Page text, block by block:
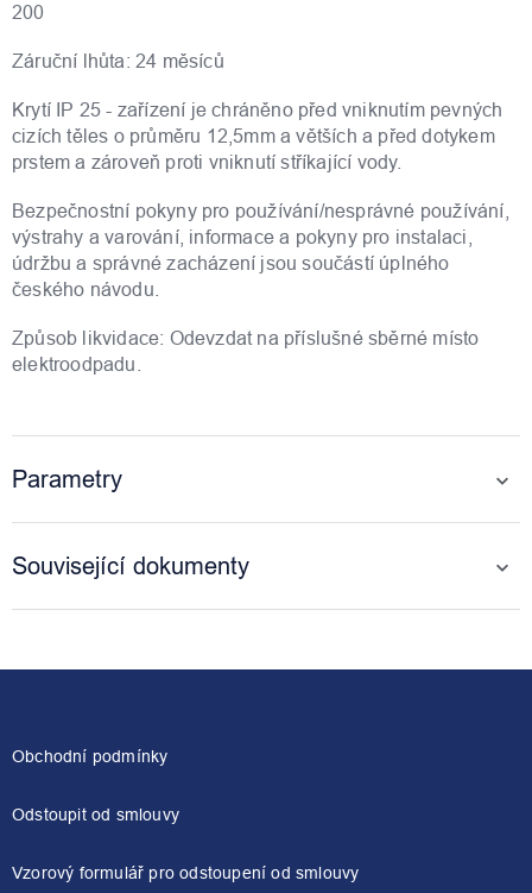
200
Záruční lhůta: 24 měsíců
Krytí IP 25 - zařízení je chráněno před vniknutím pevných
cizích těles o průměru 12,5mm a větších a před dotykem
prstem a zároveň proti vniknutí stříkající vody.
Bezpečnostní pokyny pro používání/nesprávné používání,
výstrahy a varování, informace a pokyny pro instalaci,
údržbu a správné zacházení jsou součástí úplného
českého návodu.
Způsob likvidace: Odevzdat na příslušné sběrné místo
elektroodpadu.
Parametry
Související dokumenty
Obchodní podmínky
Odstoupit od smlouvy
Vzorový formulář pro odstoupení od smlouvy